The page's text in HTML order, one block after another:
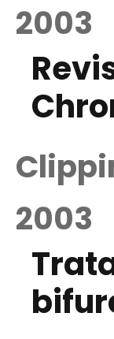
2003
2003